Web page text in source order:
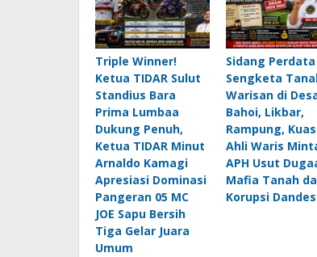
Triple Winner!
Ketua TIDAR Sulut
Standius Bara
Prima Lumbaa
Dukung Penuh,
Ketua TIDAR Minut
Arnaldo Kamagi
Apresiasi Dominasi
Pangeran 05 MC
JOE Sapu Bersih
Tiga Gelar Juara
Umum
Sidang Perdata
Sengketa
Warisan di
Bahoi, Likbar,
Rampung,
Ahli Waris
APH Usut
Mafia Tanah
Korupsi Dandes